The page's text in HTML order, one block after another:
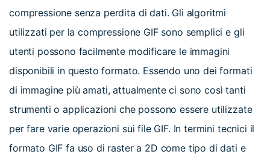
compressione senza perdita di dati. Gli algoritmi
utilizzati per la compressione GIF sono semplici e gli
utenti possono facilmente modificare le immagini
disponibili in questo formato. Essendo uno dei formati
di immagine più amati, attualmente ci sono così tanti
strumenti o applicazioni che possono essere utilizzate
per fare varie operazioni sui file GIF. In termini tecnici il
formato GIF fa uso di raster a 2D come tipo di dati e